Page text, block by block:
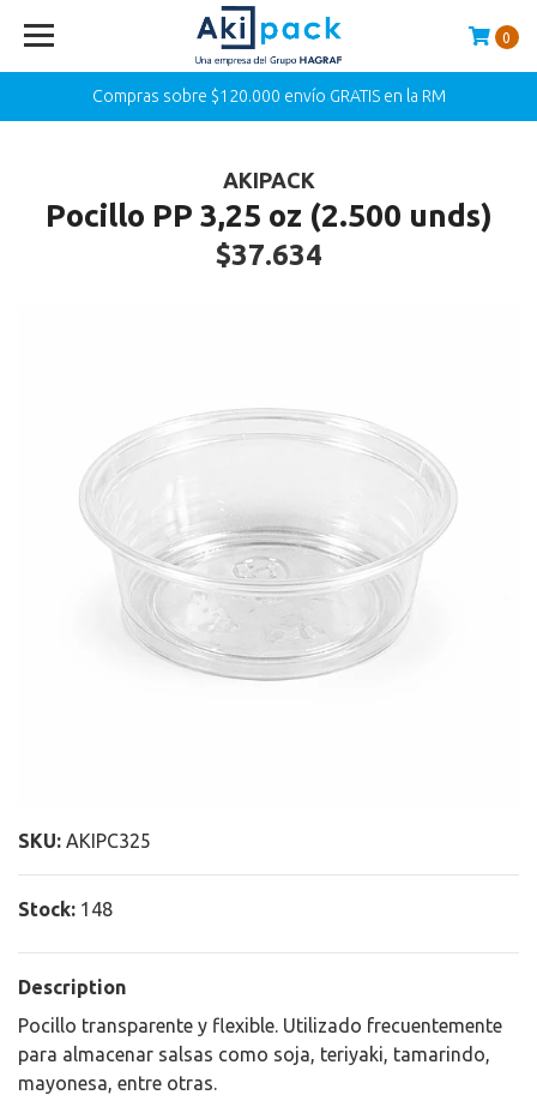
Compras sobre $120.000 envío GRATIS en la RM
0
AKIPACK
Pocillo PP 3,25 oz (2.500 unds)
$37.634
SKU: AKIPC325
Stock: 148
Description
Pocillo transparente y flexible. Utilizado frecuentemente
para almacenar salsas como soja, teriyaki, tamarindo,
mayonesa, entre otras.